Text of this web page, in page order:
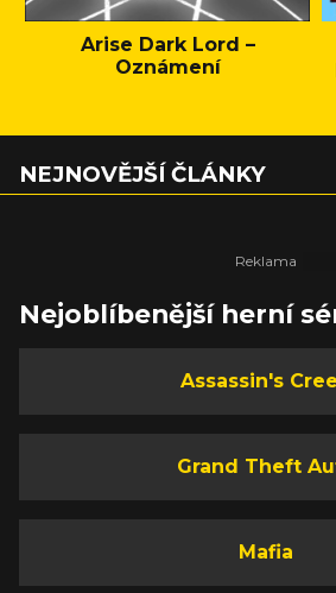
Arise Dark Lord –
Oznámení
NEJNOVĚJŠÍ ČLÁNKY
Nejoblíbenější herní
Assassin's
Grand Theft
Mafia